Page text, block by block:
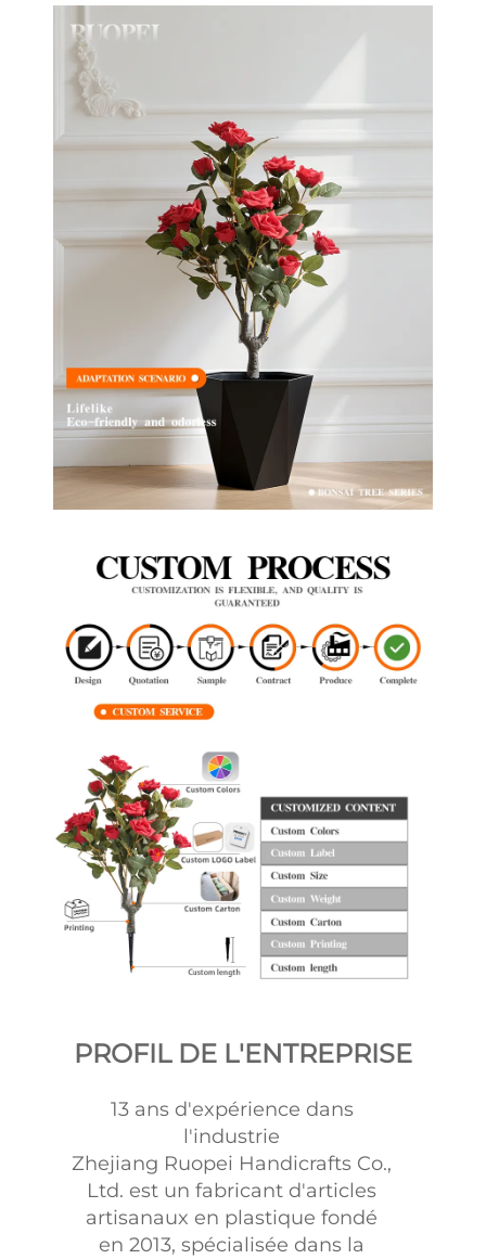
PROFIL DE L'ENTREPRISE
13 ans d'expérience dans
l'industrie
Zhejiang Ruopei Handicrafts Co.,
Ltd. est un fabricant d'articles
artisanaux en plastique fondé
en 2013, spécialisée dans la